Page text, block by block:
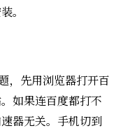
。
，先用浏览器打开百
如果连百度都打不
器无关。手机切到